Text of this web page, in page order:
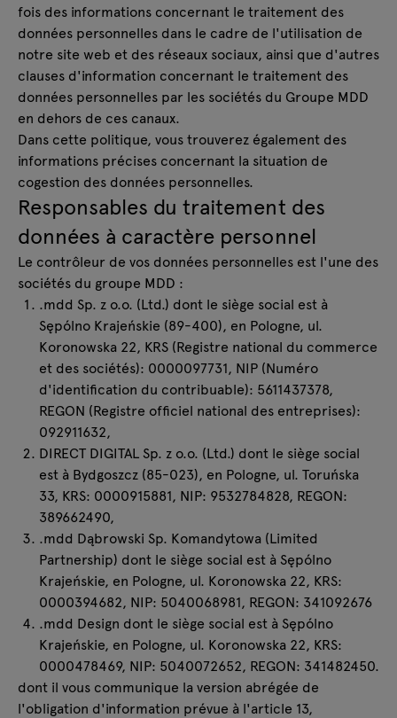
fois des informations concernant le traitement des
données personnelles dans le cadre de l'utilisation de
notre site web et des réseaux sociaux, ainsi que d'autres
clauses d'information concernant le traitement des
données personnelles par les sociétés du Groupe MDD
en dehors de ces canaux.
Dans cette politique, vous trouverez également des
informations précises concernant la situation de
cogestion des données personnelles.
Responsables du traitement des
données à caractère personnel
Le contrôleur de vos données personnelles est l'une des
sociétés du groupe MDD :
.mdd Sp. z o.o. (Ltd.) dont le siège social est à
Sępólno Krajeńskie (89-400), en Pologne, ul.
Koronowska 22, KRS (Registre national du commerce
et des sociétés): 0000097731, NIP (Numéro
d'identification du contribuable): 5611437378,
REGON (Registre officiel national des entreprises):
092911632,
DIRECT DIGITAL Sp. z o.o. (Ltd.) dont le siège social
est à Bydgoszcz (85-023), en Pologne, ul. Toruńska
33, KRS: 0000915881, NIP: 9532784828, REGON:
389662490,
.mdd Dąbrowski Sp. Komandytowa (Limited
Partnership) dont le siège social est à Sępólno
Krajeńskie, en Pologne, ul. Koronowska 22, KRS:
0000394682, NIP: 5040068981, REGON: 341092676
.mdd Design dont le siège social est à Sępólno
Krajeńskie, en Pologne, ul. Koronowska 22, KRS:
0000478469, NIP: 5040072652, REGON: 341482450.
dont il vous communique la version abrégée de
l'obligation d'information prévue à l'article 13,